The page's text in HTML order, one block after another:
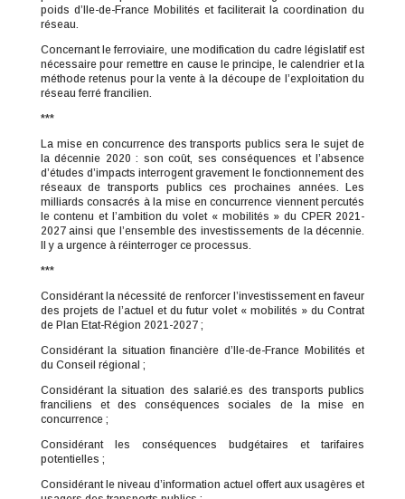
poids d’Ile-de-France Mobilités et faciliterait la coordination du
réseau.
Concernant le ferroviaire, une modification du cadre législatif est
nécessaire pour remettre en cause le principe, le calendrier et la
méthode retenus pour la vente à la découpe de l’exploitation du
réseau ferré francilien.
***
La mise en concurrence des transports publics sera le sujet de
la décennie 2020 : son coût, ses conséquences et l’absence
d’études d’impacts interrogent gravement le fonctionnement des
réseaux de transports publics ces prochaines années. Les
milliards consacrés à la mise en concurrence viennent percutés
le contenu et l’ambition du volet « mobilités » du CPER 2021-
2027 ainsi que l’ensemble des investissements de la décennie.
Il y a urgence à réinterroger ce processus.
***
Considérant la nécessité de renforcer l’investissement en faveur
des projets de l’actuel et du futur volet « mobilités » du Contrat
de Plan Etat-Région 2021-2027 ;
Considérant la situation financière d’Ile-de-France Mobilités et
du Conseil régional ;
Considérant la situation des salarié.es des transports publics
franciliens et des conséquences sociales de la mise en
concurrence ;
Considérant les conséquences budgétaires et tarifaires
potentielles ;
Considérant le niveau d’information actuel offert aux usagères et